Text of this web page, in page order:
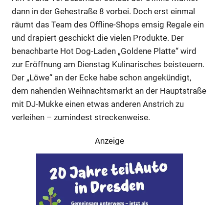
Anzeige
Anzeige
Anzeige
dann in der Gehestraße 8 vorbei. Doch erst einmal
räumt das Team des Offline-Shops emsig Regale ein
und drapiert geschickt die vielen Produkte. Der
benachbarte Hot Dog-Laden „Goldene Platte“ wird
zur Eröffnung am Dienstag Kulinarisches beisteuern.
Der „Löwe“ an der Ecke habe schon angekündigt,
dem nahenden Weihnachtsmarkt an der Hauptstraße
mit DJ-Mukke einen etwas anderen Anstrich zu
verleihen – zumindest streckenweise.
Anzeige